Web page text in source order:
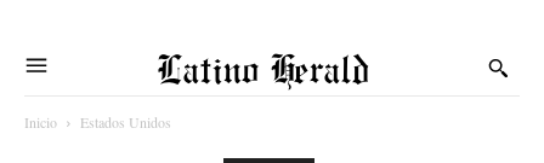
Latino Herald
Inicio Estados Unidos